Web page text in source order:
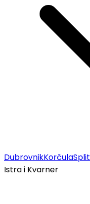
DubrovnikKorčulaSplit
Istra i Kvarner